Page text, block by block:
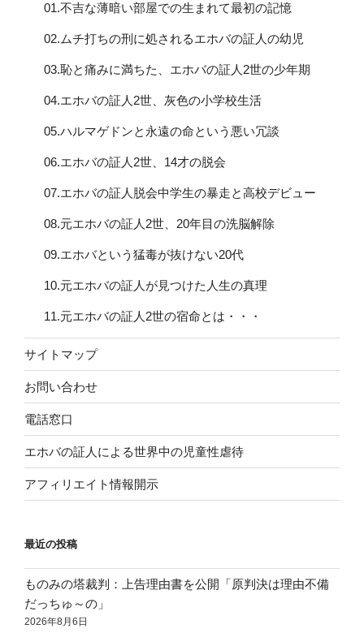
01.不吉な薄暗い部屋での生まれて最初の記憶
02.ムチ打ちの刑に処されるエホバの証人の幼児
03.恥と痛みに満ちた、エホバの証人2世の少年期
04.エホバの証人2世、灰色の小学校生活
05.ハルマゲドンと永遠の命という悪い冗談
06.エホバの証人2世、14才の脱会
07.エホバの証人脱会中学生の暴走と高校デビュー
08.元エホバの証人2世、20年目の洗脳解除
09.エホバという猛毒が抜けない20代
10.元エホバの証人が見つけた人生の真理
11.元エホバの証人2世の宿命とは・・・
サイトマップ
お問い合わせ
電話窓口
エホバの証人による世界中の児童性虐待
アフィリエイト情報開示
最近の投稿
ものみの塔裁判：上告理由書を公開「原判決は理由不備
だっちゅ～の」
2026年8月6日